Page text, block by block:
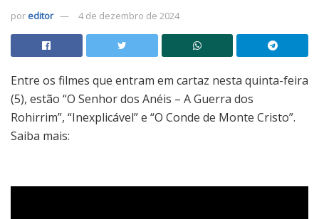
por editor 4 de dezembro de 2024
Entre os filmes que entram em cartaz nesta quinta-feira
(5), estão “O Senhor dos Anéis – A Guerra dos
Rohirrim”, “Inexplicável” e “O Conde de Monte Cristo”.
Saiba mais: